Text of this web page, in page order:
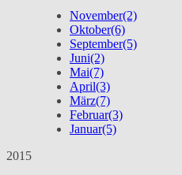
November(2)
Oktober(6)
September(5)
Juni(2)
Mai(7)
April(3)
März(7)
Februar(3)
Januar(5)
2015